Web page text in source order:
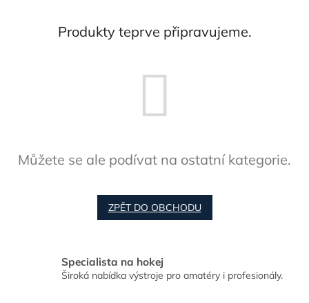
Produkty teprve připravujeme.
Můžete se ale podívat na ostatní kategorie.
ZPĚT DO OBCHODU
Specialista na hokej
Široká nabídka výstroje pro amatéry i profesionály.